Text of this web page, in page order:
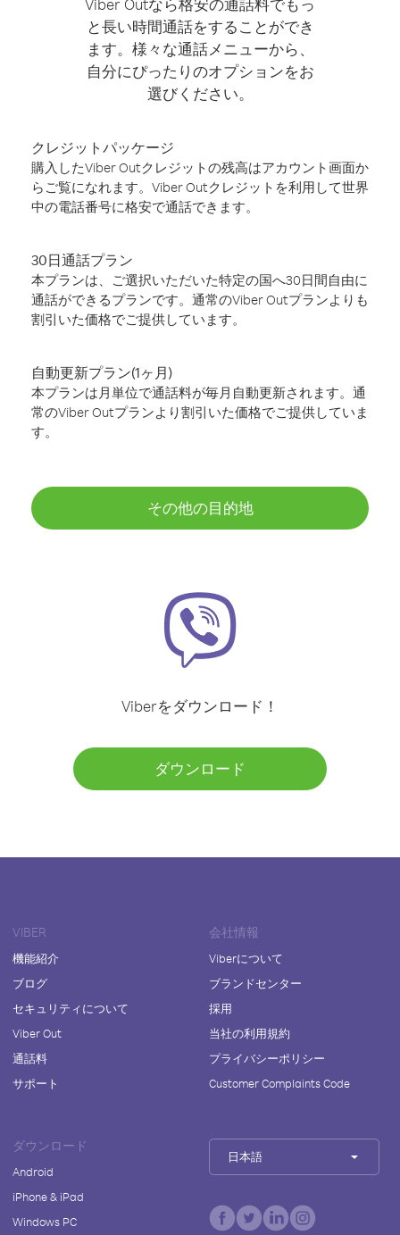
Viber Outなら格安の通話料でもっ
と長い時間通話をすることができ
ます。様々な通話メニューから、
自分にぴったりのオプションをお
選びください。
クレジットパッケージ
購入したViber Outクレジットの残高はアカウント画面か
らご覧になれます。Viber Outクレジットを利用して世界
中の電話番号に格安で通話できます。
30日通話プラン
本プランは、ご選択いただいた特定の国へ30日間自由に
通話ができるプランです。通常のViber Outプランよりも
割引いた価格でご提供しています。
自動更新プラン(1ヶ月)
本プランは月単位で通話料が毎月自動更新されます。通
常のViber Outプランより割引いた価格でご提供していま
す。
その他の目的地
Viberをダウンロード！
ダウンロード
VIBER
機能紹介
ブログ
セキュリティについて
Viber Out
通話料
サポート
会社情報
Viberについて
ブランドセンター
採用
当社の利用規約
プライバシーポリシー
Customer Complaints Code
ダウンロード
Android
iPhone & iPad
Windows PC
日本語